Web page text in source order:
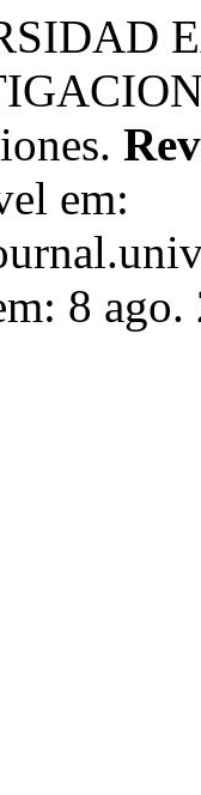
em:
8 ago.